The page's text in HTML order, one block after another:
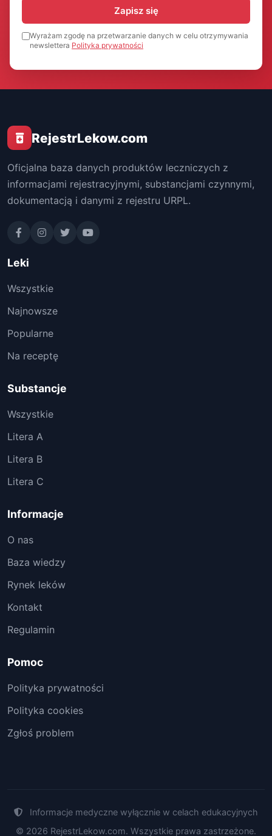
Zapisz się
Wyrażam zgodę na przetwarzanie danych w celu otrzymywania
newslettera Polityka prywatności
RejestrLekow.com
Oficjalna baza danych produktów leczniczych z
informacjami rejestracyjnymi, substancjami czynnymi,
dokumentacją i danymi z rejestru URPL.
Leki
Wszystkie
Najnowsze
Popularne
Na receptę
Substancje
Wszystkie
Litera A
Litera B
Litera C
Informacje
O nas
Baza wiedzy
Rynek leków
Kontakt
Regulamin
Pomoc
Polityka prywatności
Polityka cookies
Zgłoś problem
Informacje medyczne wyłącznie w celach edukacyjnych
© 2026 RejestrLekow.com. Wszystkie prawa zastrzeżone.